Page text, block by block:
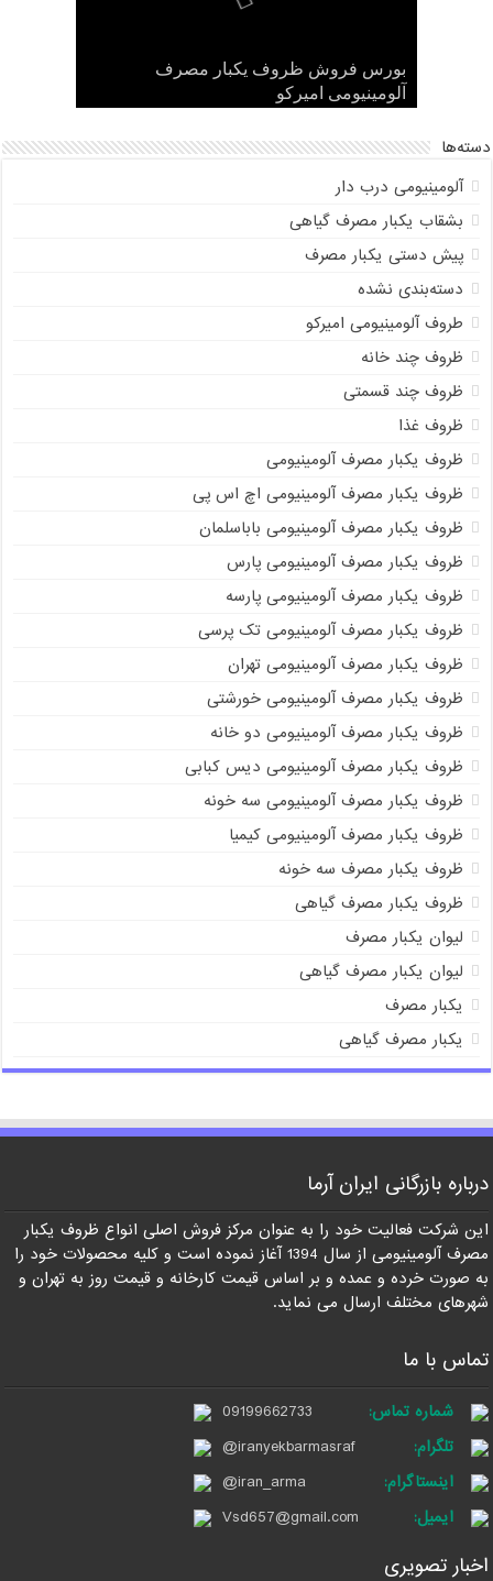
قیمت فروش ظروف یکبار مصرف
آلومینیومی امیرکو
تولید و فروش ظروف یکبار مصرف
آلومینیومی امیرکو
بورس فروش ظروف یکبار مصرف
آلومینیومی امیرکو
قیمت خرید ظروف یکبار مصرف آلومینیومی
تهران
فاکتور رسمی + ظروف یکبار مصرف
آلومینیومی
دسته‌ها
آلومینیومی درب دار
بشقاب یکبار مصرف گیاهی
پیش دستی یکبار مصرف
دسته‌بندی نشده
طروف آلومینیومی امیرکو
ظروف چند خانه
ظروف چند قسمتی
ظروف غذا
ظروف یکبار مصرف آلومینیومی
ظروف یکبار مصرف آلومینیومی اچ اس پی
ظروف یکبار مصرف آلومینیومی باباسلمان
ظروف یکبار مصرف آلومینیومی پارس
ظروف یکبار مصرف آلومینیومی پارسه
ظروف یکبار مصرف آلومینیومی تک پرسی
ظروف یکبار مصرف آلومینیومی تهران
ظروف یکبار مصرف آلومینیومی خورشتی
ظروف یکبار مصرف آلومینیومی دو خانه
ظروف یکبار مصرف آلومینیومی دیس کبابی
ظروف یکبار مصرف آلومینیومی سه خونه
ظروف یکبار مصرف آلومینیومی کیمیا
ظروف یکبار مصرف سه خونه
ظروف یکبار مصرف گیاهی
لیوان یکبار مصرف
لیوان یکبار مصرف گیاهی
یکبار مصرف
یکبار مصرف گیاهی
درباره بازرگانی ایران آرما
این شرکت فعالیت خود را به عنوان مرکز فروش اصلی انواع ظروف یکبار
مصرف آلومینیومی از سال 1394 آغاز نموده است و کلیه محصولات خود را
به صورت خرده و عمده و بر اساس قیمت کارخانه و قیمت روز به تهران و
شهرهای مختلف ارسال می نماید.
تماس با ما
شماره تماس:
09199662733
تلگرام:
@iranyekbarmasraf
اینستاگرام:
@iran_arma
ایمیل:
Vsd657@gmail.com
اخبار تصویری